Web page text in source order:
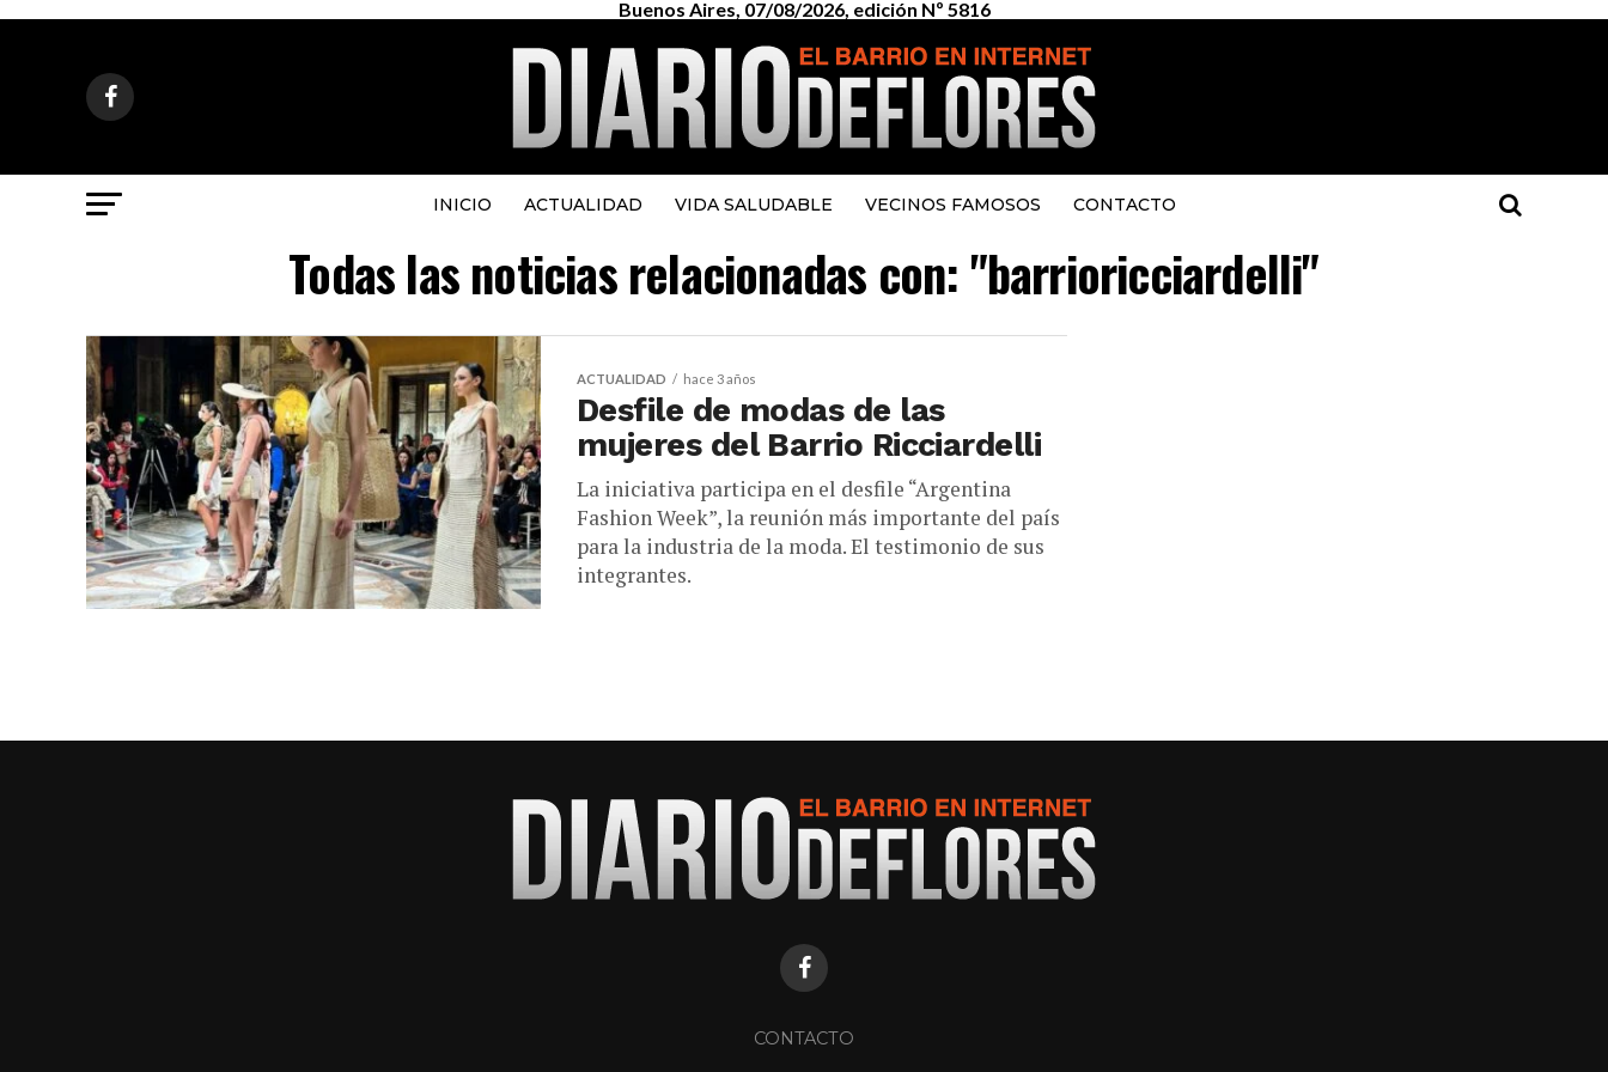
Buenos Aires, 07/08/2026, edición Nº 5816
INICIO ACTUALIDAD VIDA SALUDABLE VECINOS FAMOSOS CONTACTO
Todas las noticias relacionadas con: "barrioricciardelli"
ACTUALIDAD hace 3 años
Desfile de modas de las
mujeres del Barrio Ricciardelli
La iniciativa participa en el desfile “Argentina
Fashion Week”, la reunión más importante del país
para la industria de la moda. El testimonio de sus
integrantes.
CONTACTO